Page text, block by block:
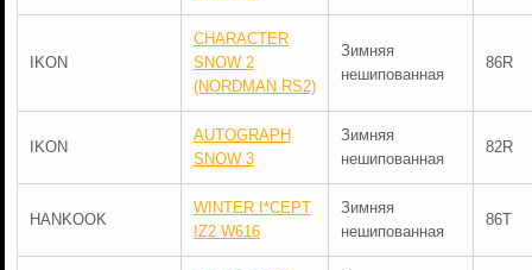
IKON
CHARACTER
SNOW 2
(NORDMAN RS2)
Зимняя
нешипованная
86R
IKON
AUTOGRAPH
SNOW 3
Зимняя
нешипованная
82R
HANKOOK
WINTER I*CEPT
IZ2 W616
Зимняя
нешипованная
86T